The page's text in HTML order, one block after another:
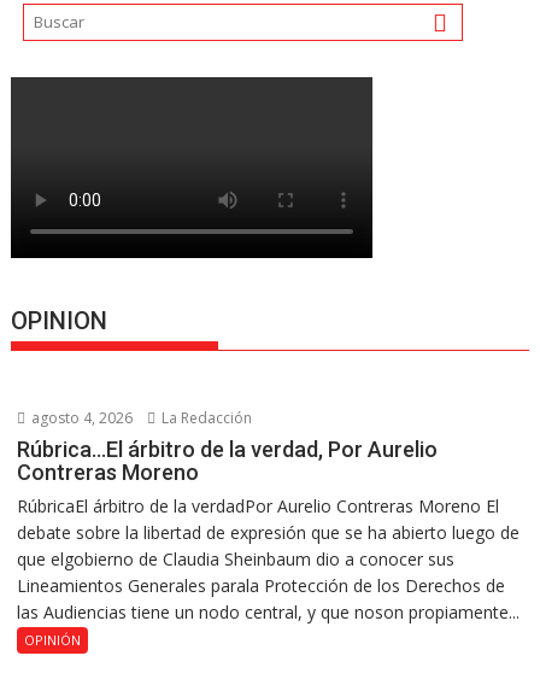
OPINION
agosto 4, 2026 La Redacción
Rúbrica…El árbitro de la verdad, Por Aurelio
Contreras Moreno
RúbricaEl árbitro de la verdadPor Aurelio Contreras Moreno El
debate sobre la libertad de expresión que se ha abierto luego de
que elgobierno de Claudia Sheinbaum dio a conocer sus
Lineamientos Generales parala Protección de los Derechos de
las Audiencias tiene un nodo central, y que noson propiamente...
OPINIÓN